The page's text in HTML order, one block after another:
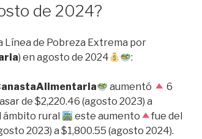
de 2024?
Línea de Pobreza Extrema por
) en agosto de 2024 :
aumentó
6
de $2,220.46 (agosto 2023) a
ámbito rural
este aumento
fue del
2023) a $1,800.55 (agosto 2024).